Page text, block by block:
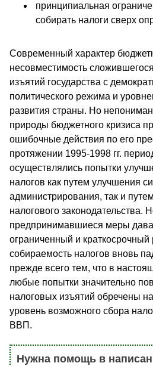
принципиальная
собирать налоги сверх
Современный характер
несовместимость
изъятий государства с
политического режима и
развития страны. Но
природы бюджетного кризиса
ошибочные действия по его
протяжении 1995-1998 гг.
осуществлялись попытки
налогов как путем улучшения
администрирования, так и
налогового законодательства.
предпринимавшиеся меры
ограниченный и краткосрочный
собираемость налогов вновь
прежде всего тем, что в
любые попытки значительно
налоговых изъятий обречены
уровень возможного сбора
ВВП.
Нужна помощь в